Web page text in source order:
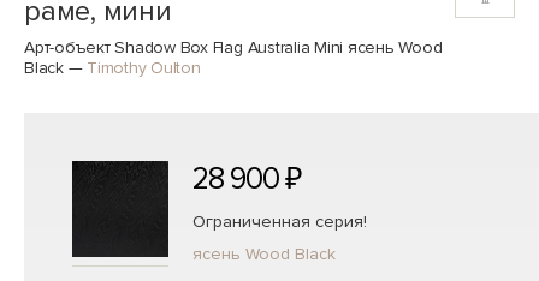
раме, мини
Арт-объект Shadow Box Flag Australia Mini ясень Wood
Black— Timothy Oulton
28 900 ₽
Ограниченная серия!
ясень Wood Black